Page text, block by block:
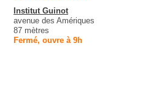
Institut Guinot
avenue des Amériques
87 mètres
Fermé, ouvre à 9h